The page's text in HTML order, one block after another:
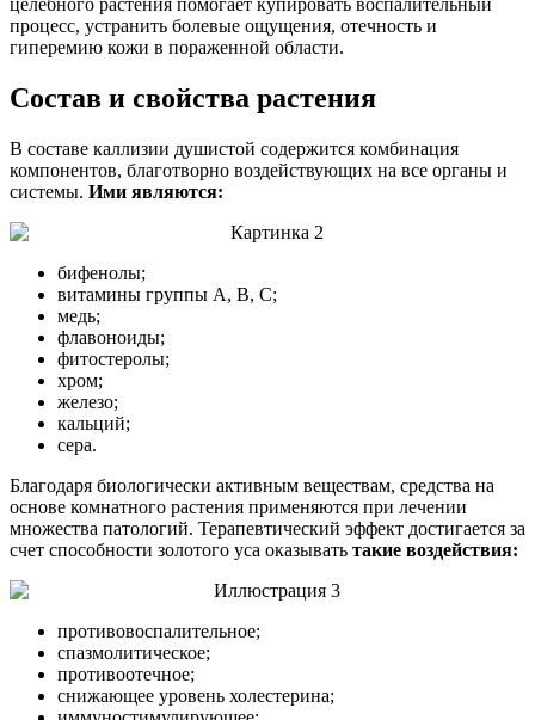
процесс, устранить болевые ощущения, отечность и
гиперемию кожи в пораженной области.
Состав и свойства растения
В составе каллизии душистой содержится комбинация
компонентов, благотворно воздействующих на все органы и
системы. Ими являются:
бифенолы;
витамины группы А, В, С;
медь;
флавоноиды;
фитостеролы;
хром;
железо;
кальций;
сера.
Благодаря биологически активным веществам, средства на
основе комнатного растения применяются при лечении
множества патологий. Терапевтический эффект достигается за
счет способности золотого уса оказывать такие воздействия:
противовоспалительное;
спазмолитическое;
противоотечное;
снижающее уровень холестерина;